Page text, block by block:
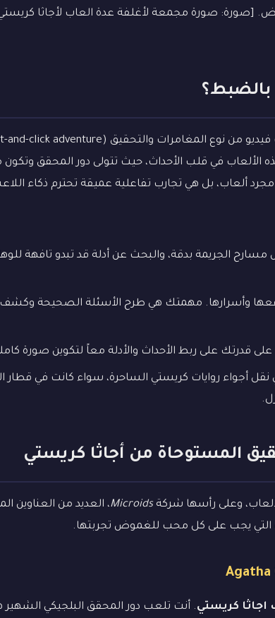
[صورة: صورة مجمعة لأغلفة عدة العاب لأجاثا
بالضبط؟
في قلب الأحداث، حيث تتولى دور المحقق
ألعاب، بل هي تجارب تفاعلية عميقة تحترم ذكاء
الجريمة بدقة، والبحث عن أدلة قد تبدو تافهة
وأسرارها. مهمتك هي طرح الأسئلة الصحيحة وكشف
على قدرتك على ربط الأحداث والأدلة معاً لتكوين صورة
نقل أجواء روايات كريستي الساحرة، سواء كانت في قطار
المستوحاة من أجاثا كريستي
وعلى رأسها شركة Microids، العديد من العناوين
التي يجب على كل محب للغموض تجربتها.
اجاثا كريستي. أنت تلعب دور المحقق البلجيكي الشهير